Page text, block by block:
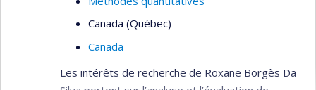
Canada (Québec)
Canada
Les intérêts de recherche de Roxane Borgès Da